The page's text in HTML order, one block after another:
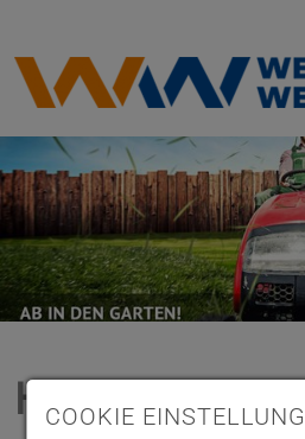
Holz im Garten
COOKIE
Maschinen + Werkzeuge
Sanitär
Bodenbeläge + Holz
Farben + Lacke
KFZ + Fahrrad
Holzzuschnitt
Farbmisch-Service
Gasflaschen
Partner-Card
Werkstoffrücknahme
Impressum
Datenschutz